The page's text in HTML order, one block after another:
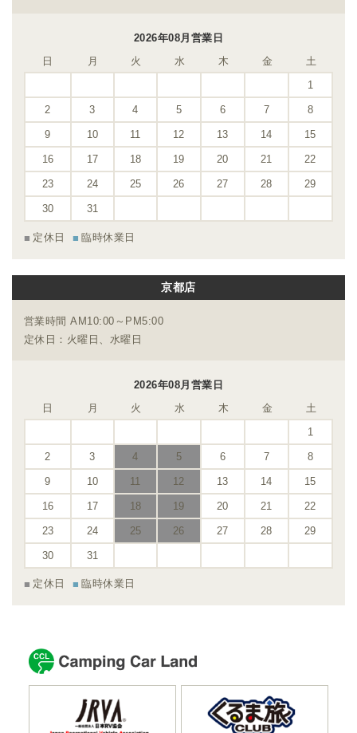
2026年08月営業日
日
月 火 水 木 金
土
1
2 3 4 5 6 7 8
9 10 11 12 13 14 15
16 17 18 19 20 21 22
23 24 25 26 27 28 29
30 31
定休日 臨時休業日
京都店
営業時間 AM10:00～PM5:00
定休日：火曜日、水曜日
2026年08月営業日
日
月 火 水 木 金
土
1
2 3 4 5 6 7 8
9 10 11 12 13 14 15
16 17 18 19 20 21 22
23 24 25 26 27 28 29
30 31
定休日 臨時休業日